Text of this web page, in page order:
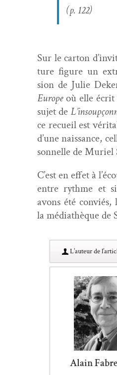
(p. 122)
Sur le car­ton
ture fig­ure un
sion de Julie
Europeoù elle écrit
sujet de
ce recueil est
d’une nais­sance,
son­nelle de Muriel
C’est en effet à
entre rythme et
avons été
la médiathèque de
L’au­teur de
Alain